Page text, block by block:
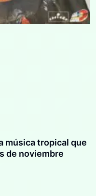
música tropical que
de noviembre